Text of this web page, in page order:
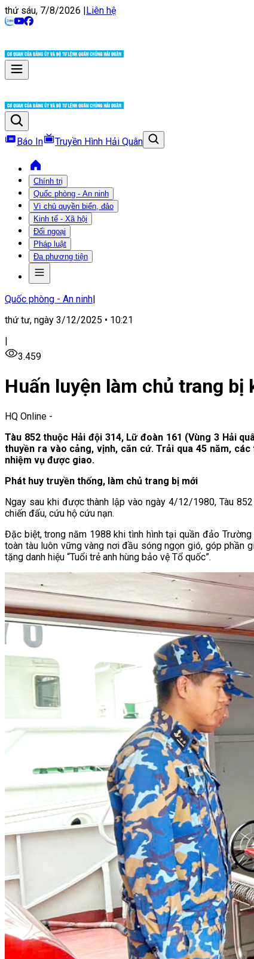
thứ sáu, 7/8/2026 |Liên hệ
Báo In Truyền Hình Hải Quân
Chính trị
Quốc phòng - An ninh
Vì chủ quyền biển, đảo
Kinh tế - Xã hội
Đối ngoại
Pháp luật
Đa phương tiện
Quốc phòng - An ninh|
thứ tư, ngày 3/12/2025 • 10:21
|
3.459
Huấn luyện làm chủ trang bị
HQ Online -
Tàu 852 thuộc Hải đội 314, Lữ đoàn 161 (Vùng 3 Hải
thuyền ra vào cảng, vịnh, căn cứ. Trải qua 45 năm,
nhiệm vụ được giao.
Phát huy truyền thống, làm chủ trang bị mới
Ngay sau khi được thành lập vào ngày 4/12/1980, Tàu
chiến đấu, cứu hộ cứu nạn.
Đặc biệt, trong năm 1988 khi tình hình tại quần đảo
toàn tàu luôn vững vàng nơi đầu sóng ngọn gió, góp phần
tặng danh hiệu “Tuổi trẻ anh hùng bảo vệ Tổ quốc”.